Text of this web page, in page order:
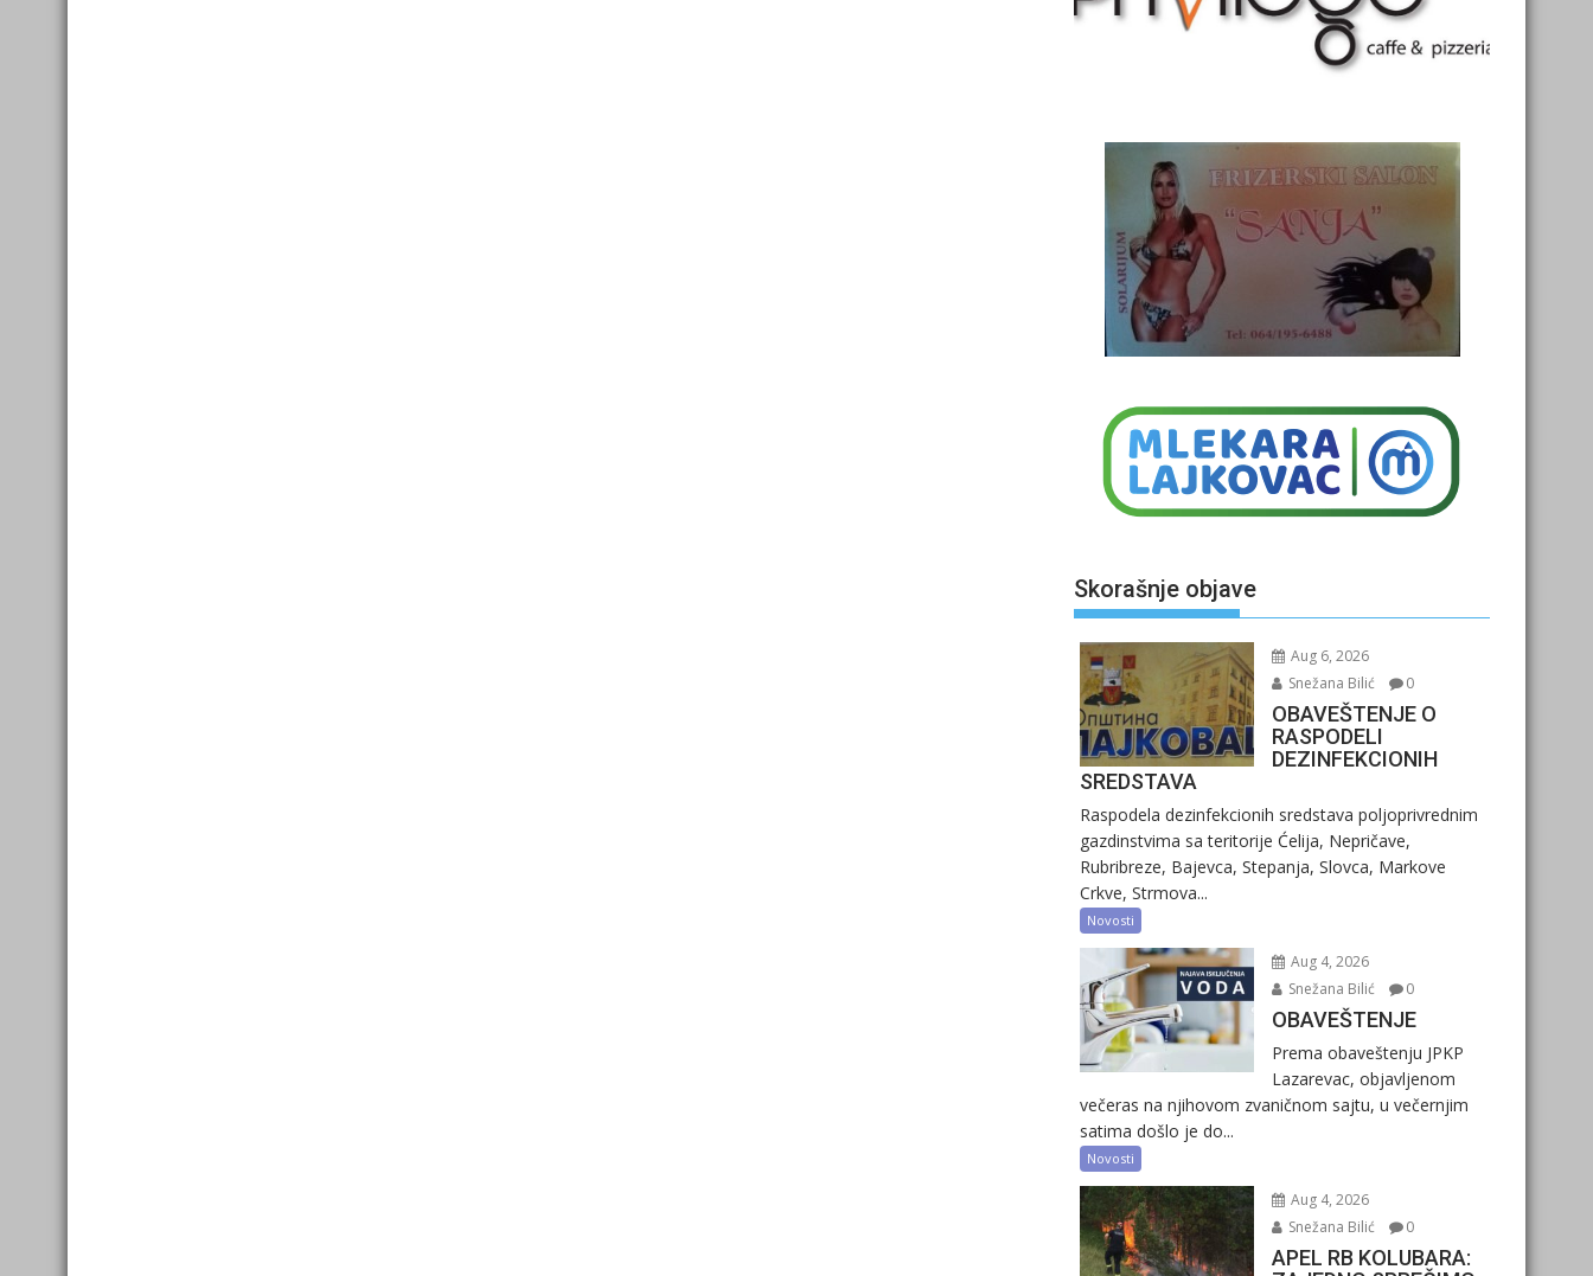
Skorašnje objave
Aug 6, 2026
Snežana Bilić
0
OBAVEŠTENJE O
RASPODELI
DEZINFEKCIONIH
SREDSTAVA
Raspodela dezinfekcionih sredstava poljoprivrednim
gazdinstvima sa teritorije Ćelija, Nepričave,
Rubribreze, Bajevca, Stepanja, Slovca, Markove
Crkve, Strmova...
Novosti
Aug 4, 2026
Snežana Bilić
0
OBAVEŠTENJE
Prema obaveštenju JPKP
Lazarevac, objavljenom
večeras na njihovom zvaničnom sajtu, u večernjim
satima došlo je do...
Novosti
Aug 4, 2026
Snežana Bilić
0
APEL RB KOLUBARA: